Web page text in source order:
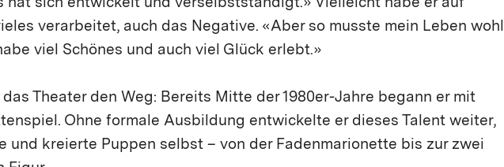
hat sich entwickelt und verselbstständigt.» Vielleicht habe er auf
verarbeitet, auch das Negative. «Aber so musste mein Leben wohl
viel Schönes und auch viel Glück erlebt.»
Theater den Weg: Bereits Mitte der 1980er-Jahre begann er mit
Ohne formale Ausbildung entwickelte er dieses Talent weiter,
und kreierte Puppen selbst – von der Fadenmarionette bis zur zwei